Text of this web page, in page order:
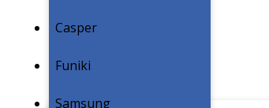
Casper
Funiki
Samsung